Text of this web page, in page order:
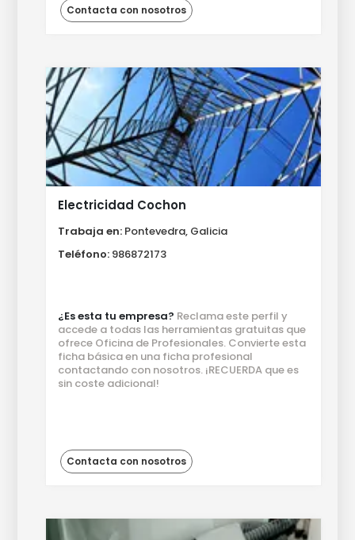
Contacta con nosotros
Electricidad Cochon
Trabaja en: Pontevedra, Galicia
Teléfono: 986872173
¿Es esta tu empresa? Reclama este perfil y
accede a todas las herramientas gratuitas que
ofrece Oficina de Profesionales. Convierte esta
ficha básica en una ficha profesional
contactando con nosotros. ¡RECUERDA que es
sin coste adicional!
Contacta con nosotros